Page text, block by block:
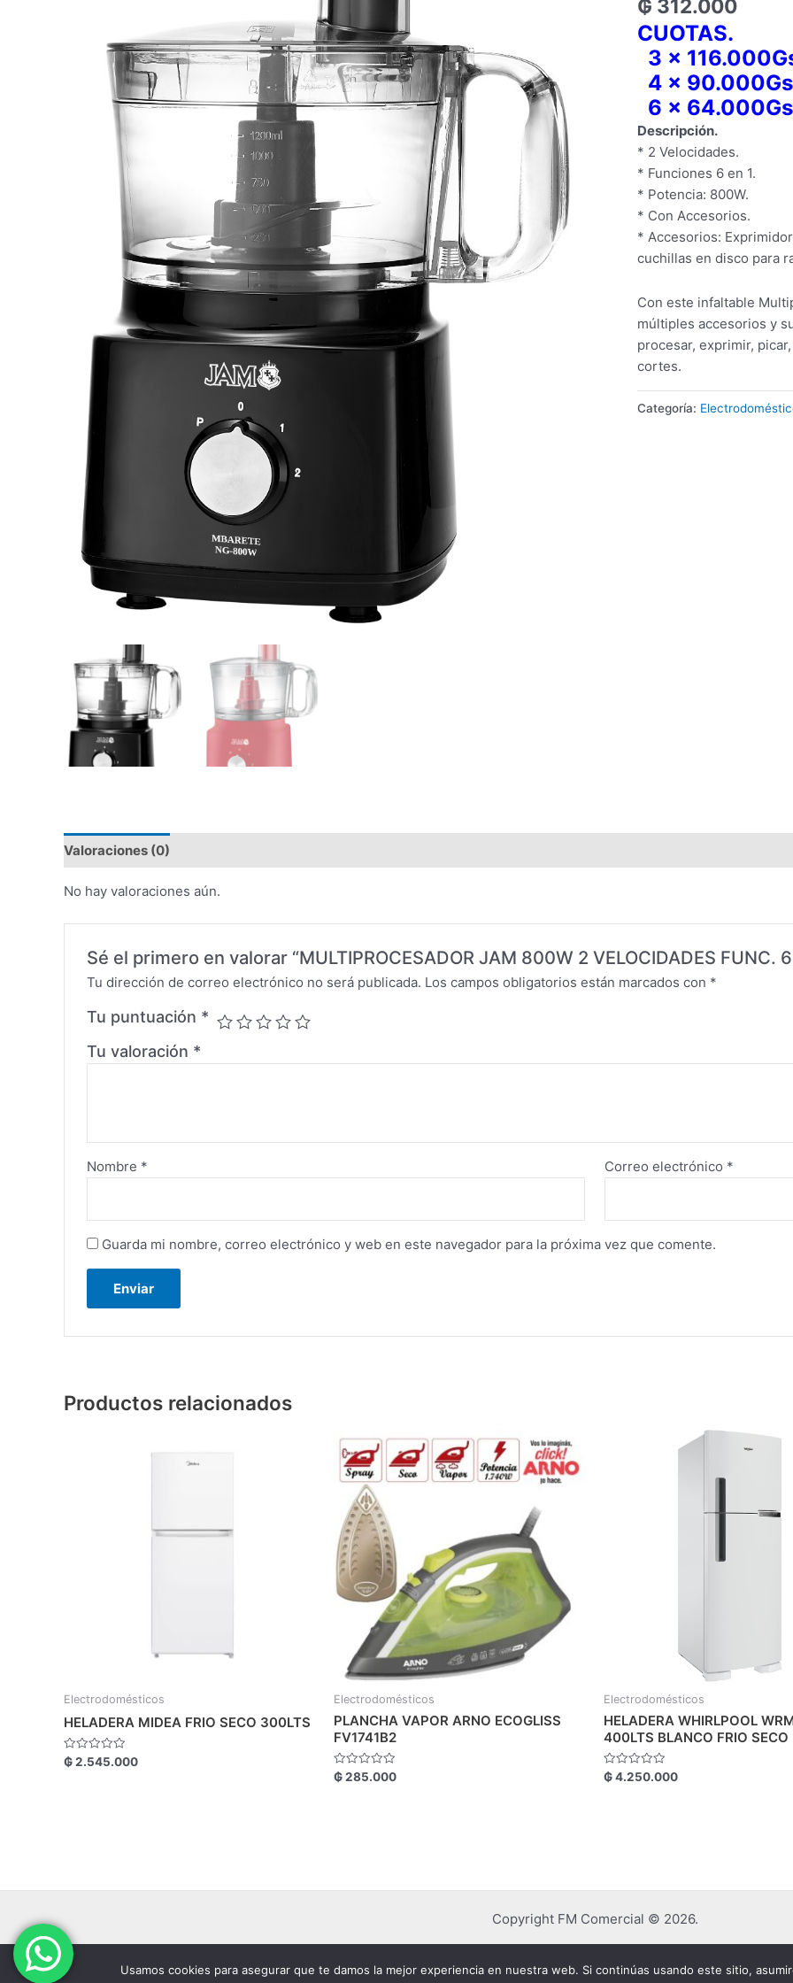
₲ 312.000
CUOTAS.
3 x
4 x
6 x
Descripción.
* 2 Velocidades.
* Funciones 6 en 1.
* Potencia: 800W.
* Con Accesorios.
* Accesorios:
cuchillas en disco para
Con este infaltable
múltiples accesorios y
procesar, exprimir,
cortes.
Categoría:
Valoraciones (0)
No hay valoraciones aún.
Sé el primero en valorar “MULTIPROCESADOR JAM 800W 2 VELOCIDADES FUNC. 6
Tu dirección de correo electrónico no será publicada. Los campos obligatorios están marcados con *
Tu puntuación *
Tu valoración *
Nombre * Correo electrónico *
Guarda mi nombre, correo electrónico y web en este navegador para la próxima vez que comente.
Productos relacionados
Electrodomésticos
HELADERA MIDEA FRIO SECO 300LTS
Valorado
con
₲2.545.000
Electrodomésticos
PLANCHA VAPOR ARNO ECOGLISS
FV1741B2
Valorado
con
₲285.000
Electrodomésticos
HELADERA WHIRLPOOL
400LTS BLANCO FRIO SECO
Valorado
con
₲4.250.000
Copyright FM Comercial © 2026.
Usamos cookies para asegurar que te damos la mejor experiencia en nuestra web. Si continúas usando este sitio,